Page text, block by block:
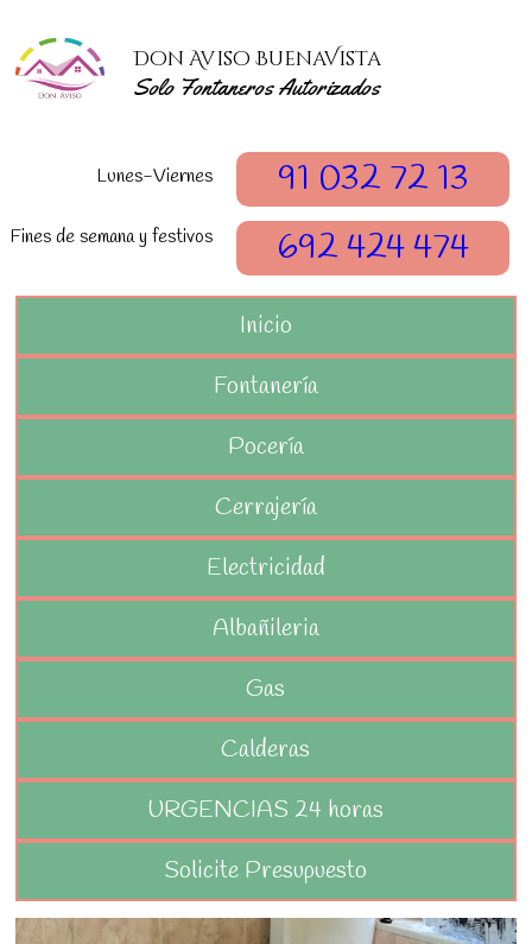
Don Aviso BuenaVista
Solo Fontaneros Autorizados
Lunes-Viernes 91 032 72 13
Fines de semana y festivos 692 424 474
Inicio
Fontanería
Pocería
Cerrajería
Electricidad
Albañileria
Gas
Calderas
URGENCIAS 24 horas
Solicite Presupuesto